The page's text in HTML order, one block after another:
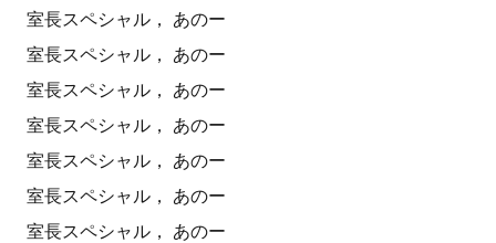
室長スペシャル， あのー
室長スペシャル， あのー
室長スペシャル， あのー
室長スペシャル， あのー
室長スペシャル， あのー
室長スペシャル， あのー
室長スペシャル， あのー